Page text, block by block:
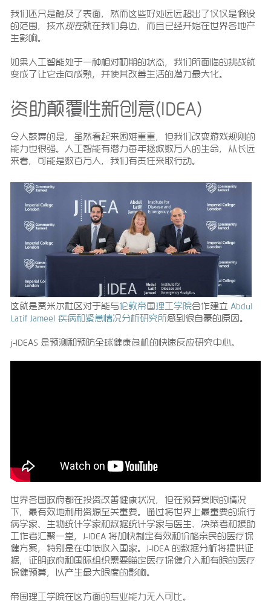
我们还只是触及了表面，然而这些好处远远超出了仅仅是假设
的范围，技术 现在就在我们身边，而且已经开始在世界各地产
生影响。
如果人工智能处于一种相对初期的状态，我们所面临的挑战就
变成了让它走向成熟，并使其改善生活的潜力最大化。
资助颠覆性新创意(IDEA)
令人鼓舞的是，虽然看起来困难重重，但我们改变游戏规则的
能力也很强。人工智能有潜力每年拯救数万人的生命，从长远
来看，可能是数百万人，我们有责任采取行动。
这就是贾米尔社区对于能与伦敦帝国理工学院合作建立 Abdul
Latif Jameel 疾病和紧急情况分析研究所感到很自豪的原因。
j-IDEAS 是预测和预防全球健康危机的快速反应研究中心。
世界各国政府都在投资改善健康状况，但在预算受限的情况
下，最有效地利用资源至关重要。通过将世界上最重要的流行
病学家、生物统计学家和数据统计学家与医生、决策者和援助
工作者汇聚一堂，J-IDEA 将加快制定有效和价格亲民的医疗保
健方案，特别是在中低收入国家。J-IDEA 的数据分析将提供证
据，证明政府和国际组织需要瞄定医疗保健介入和有限的医疗
保健预算，以产生最大限度的影响。
帝国理工学院在这方面的专业能力无人可比。